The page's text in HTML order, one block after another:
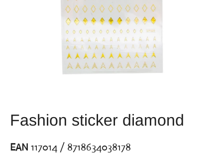
Fashion sticker diamond
EAN 117014 / 8718634038178